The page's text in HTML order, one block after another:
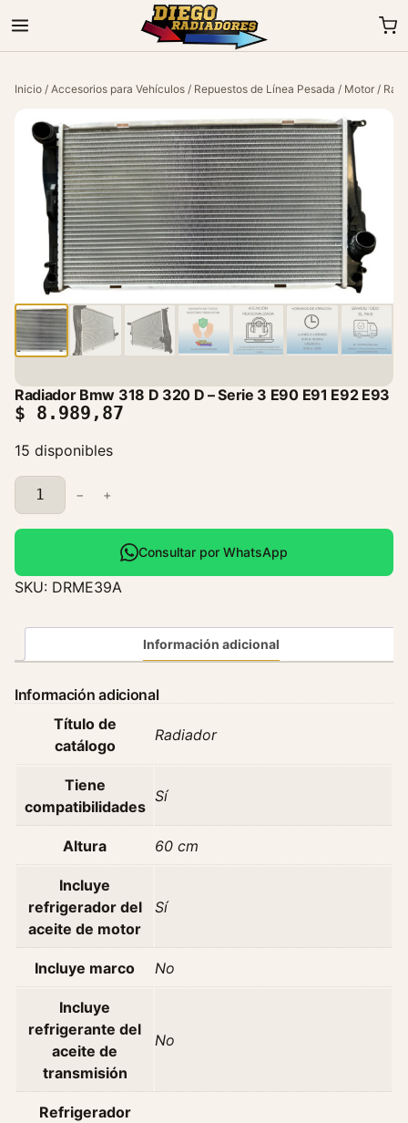
Inicio / Accesorios para Vehículos / Repuestos de Línea Pesada / Motor /
Radiador Bmw 318 D 320 D – Serie 3 E90 E91 E92 E93
$ 8.989,87
15 disponibles
R
a
d
a
d
B
w
8
e
i
0
− +
Consultar por WhatsApp
SKU: DRME39A
Información adicional
Información adicional
Título de
catálogo
Radiador
Tiene
compatibilidades
Sí
Altura 60 cm
Incluye
refrigerador del
aceite de motor
Sí
Incluye marco No
Incluye
refrigerante del
aceite de
transmisión
No
Refrigerador